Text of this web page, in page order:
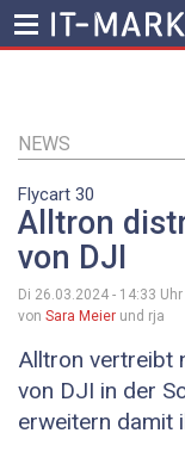
Inhalt
NEWS
Flycart 30
Alltron
von DJI
Di 26.03.2024 - 14:33 Uhr
von Sara Meier und rja
Alltron vertreibt
von DJI in der
erweitern damit